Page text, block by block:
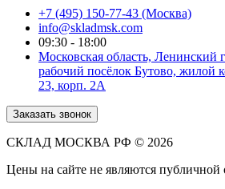
+7 (495) 150-77-43 (Москва)
info@skladmsk.com
09:30 - 18:00
Московская область, Ленинский
рабочий посёлок Бутово, жилой
23, корп. 2А
Заказать звонок
СКЛАД МОСКВА РФ © 2026
Цены на сайте не являются публичной